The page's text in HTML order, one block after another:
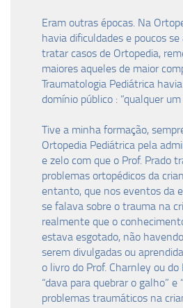
Eram outras épocas. Na
havia dificuldades e poucos
tratar casos de Ortopedia,
maiores aqueles de maior
Traumatologia Pediátrica
domínio público : “qualquer um
Tive a minha formação,
Ortopedia Pediátrica pela
e zelo com que o Prof. Prado
problemas ortopédicos da
entanto, que nos eventos da
se falava sobre o trauma na
realmente que o
estava esgotado, não
serem divulgadas ou
o livro do Prof. Charnley ou
“dava para quebrar o galho” e
problemas traumáticos na